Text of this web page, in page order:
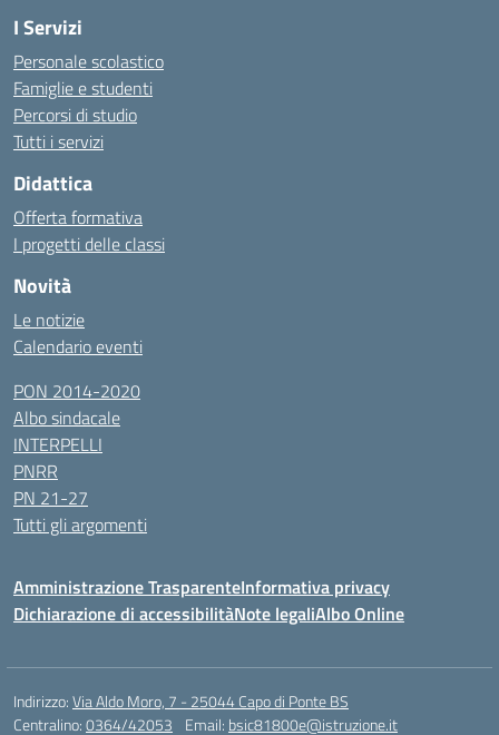
I Servizi
Personale scolastico
Famiglie e studenti
Percorsi di studio
Tutti i servizi
Didattica
Offerta formativa
I progetti delle classi
Novità
Le notizie
Calendario eventi
PON 2014-2020
Albo sindacale
INTERPELLI
PNRR
PN 21-27
Tutti gli argomenti
Amministrazione TrasparenteInformativa privacy
Dichiarazione di accessibilitàNote legaliAlbo Online
Indirizzo:Via Aldo Moro, 7 - 25044 Capo di Ponte BS
Centralino:0364/42053 Email: bsic81800e@istruzione.it